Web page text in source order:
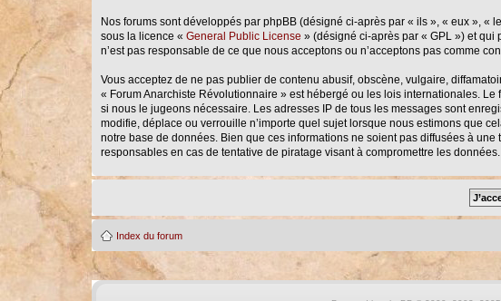
Nos forums sont développés par phpBB (désigné ci-après par « ils », « eux »,
sous la licence « General Public License » (désigné ci-après par « GPL ») et qui
n’est pas responsable de ce que nous acceptons ou n’acceptons pas comme
Vous acceptez de ne pas publier de contenu abusif, obscène, vulgaire,
« Forum Anarchiste Révolutionnaire » est hébergé ou les lois internationales.
si nous le jugeons nécessaire. Les adresses IP de tous les messages sont
modifie, déplace ou verrouille n’importe quel sujet lorsque nous estimons que
notre base de données. Bien que ces informations ne soient pas diffusées à
responsables en cas de tentative de piratage visant à compromettre les données.
Index du forum